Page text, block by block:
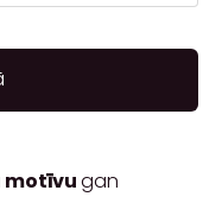
motīvugan